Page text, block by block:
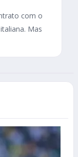
com o
Mas